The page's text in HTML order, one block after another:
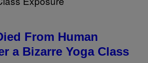
From Human
a Bizarre Yoga Class